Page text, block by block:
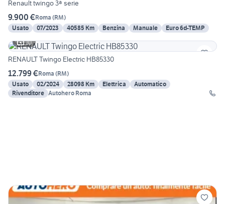
Renault twingo 3ª serie
9.900 €Roma (RM)
Usato
07/2023 40585 Km Benzina Manuale
Euro 6d-TEMP
10
RENAULT Twingo Electric HB85330
12.799 €Roma (RM)
Usato
02/2024 28098 Km Elettrica
Automatico
Rivenditore Autohero Roma